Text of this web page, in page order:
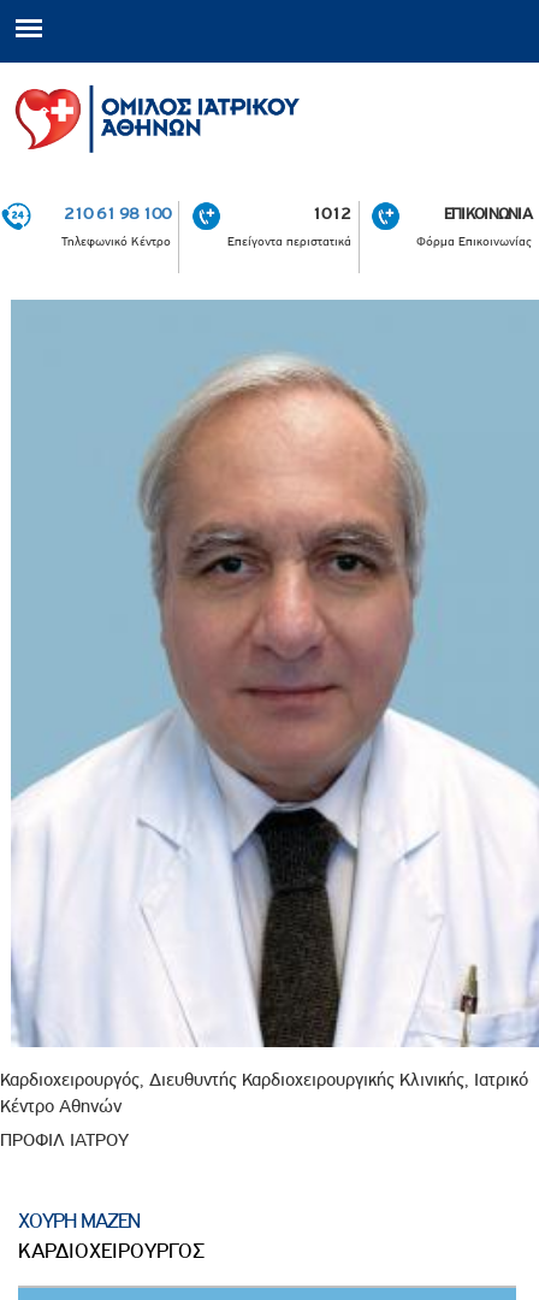
210 61 98 100
Τηλεφωνικό Κέντρο
1012
Επείγοντα περιστατικά
ΕΠΙΚΟΙΝΩΝΙΑ
Φόρμα Επικοινωνίας
Καρδιοχειρουργός, Διευθυντής Καρδιοχειρουργικής Κλινικής, Ιατρικό
Κέντρο Αθηνών
ΠΡΟΦΙΛ ΙΑΤΡΟΥ
ΧΟΥΡΗ ΜΑΖΕΝ
ΚΑΡΔΙΟΧΕΙΡΟΥΡΓΟΣ